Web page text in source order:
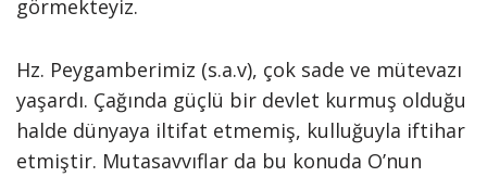
görmekteyiz.
Hz. Peygamberimiz (s.a.v), çok sade ve mütevazı
yaşardı. Çağında güçlü bir devlet kurmuş olduğu
halde dünyaya iltifat etmemiş, kulluğuyla iftihar
etmiştir. Mutasavvıflar da bu konuda O’nun